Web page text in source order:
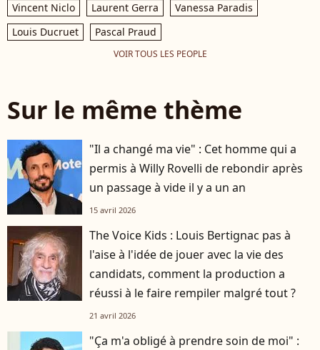
Vincent Niclo
Laurent Gerra
Vanessa Paradis
Louis Ducruet
Pascal Praud
VOIR TOUS LES PEOPLE
Sur le même thème
"Il a changé ma vie" : Cet homme qui a
permis à Willy Rovelli de rebondir après
un passage à vide il y a un an
15 avril 2026
The Voice Kids : Louis Bertignac pas à
l'aise à l'idée de jouer avec la vie des
candidats, comment la production a
réussi à le faire rempiler malgré tout ?
21 avril 2026
"Ça m'a obligé à prendre soin de moi" :